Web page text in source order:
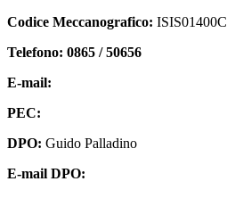
Codice Meccanografico: ISIS01400C
Telefono: 0865 / 50656
E-mail:
PEC:
DPO: Guido Palladino
E-mail DPO: